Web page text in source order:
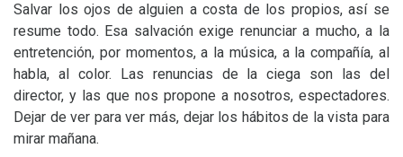
Salvar los ojos de alguien a costa de los propios, así se
resume todo. Esa salvación exige renunciar a mucho, a la
entretención, por momentos, a la música, a la compañía, al
habla, al color. Las renuncias de la ciega son las del
director, y las que nos propone a nosotros, espectadores.
Dejar de ver para ver más, dejar los hábitos de la vista para
mirar mañana.